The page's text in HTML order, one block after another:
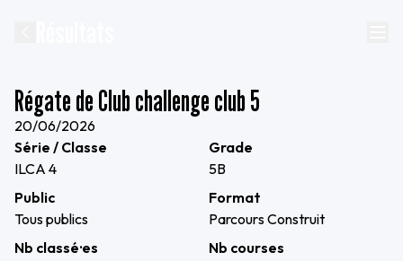
Régate de Club challenge club 5
20/06/2026
Série / Classe
ILCA 4
Grade
5B
Public
Tous publics
Format
Parcours Construit
Nb classé·es
Nb courses